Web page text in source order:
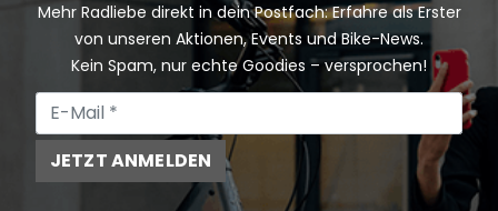
Mehr Radliebe direkt in dein Postfach: Erfahre als Erster
von unseren Aktionen, Events und Bike-News.
Kein Spam, nur echte Goodies – versprochen!
JETZT ANMELDEN